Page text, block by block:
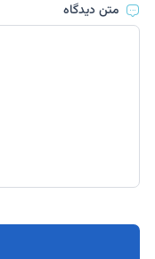
متن دیدگاه